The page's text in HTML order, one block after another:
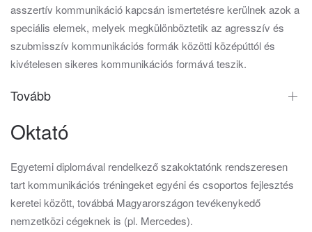
asszertív kommunikáció kapcsán ismertetésre kerülnek azok a
speciális elemek, melyek megkülönböztetik az agresszív és
szubmisszív kommunikációs formák közötti középúttól és
kivételesen sikeres kommunikációs formává teszik.
Tovább
Oktató
Egyetemi diplomával rendelkező szakoktatónk rendszeresen
tart kommunikációs tréningeket egyéni és csoportos fejlesztés
keretei között, továbbá Magyarországon tevékenykedő
nemzetközi cégeknek is (pl. Mercedes).